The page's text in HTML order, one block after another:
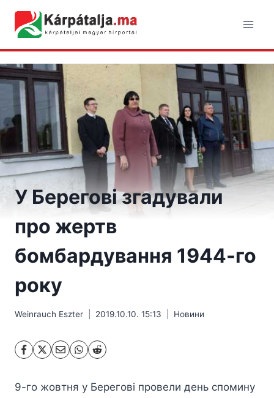
content
У Берегові згадували
про жертв
бомбардування 1944-го
року
Weinrauch Eszter 2019.10.10. 15:13 Hовини
9-го жовтня у Берегові провели день спомину